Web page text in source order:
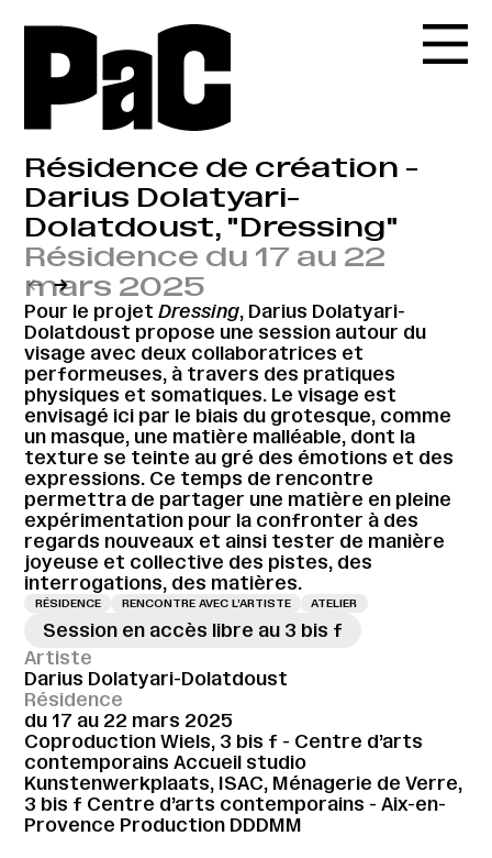
Résidence de création -
Darius Dolatyari-
Dolatdoust, "Dressing"
Résidence du 17 au 22
mars 2025
← →
Pour le projetDressing, Darius Dolatyari-
Dolatdoust propose une session autour du
visage avec deux collaboratrices et
performeuses, à travers des pratiques
physiques et somatiques. Le visage est
envisagé ici par le biais du grotesque, comme
un masque, une matière malléable, dont la
texture se teinte au gré des émotions et des
expressions. Ce temps de rencontre
permettra de partager une matière en pleine
expérimentation pour la confronter à des
regards nouveaux et ainsi tester de manière
joyeuse et collective des pistes, des
interrogations, des matières.
RÉSIDENCE RENCONTRE AVEC L’ARTISTE ATELIER
Session en accès libre au 3 bis f
Artiste
Darius Dolatyari-Dolatdoust
Résidence
du 17 au 22 mars 2025
Coproduction Wiels, 3 bis f - Centre d’arts
contemporains Accueil studio
Kunstenwerkplaats, ISAC, Ménagerie de Verre,
3 bis f Centre d’arts contemporains - Aix-en-
Provence Production DDDMM